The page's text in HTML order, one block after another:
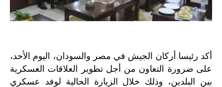
أكد رئيسا أركان الجيش في مصر والسودان، اليوم الأحد،
على ضرورة التعاون من أجل تطوير العلاقات العسكرية
بين البلدين، وذلك خلال الزيارة الحالية لوفد عسكري